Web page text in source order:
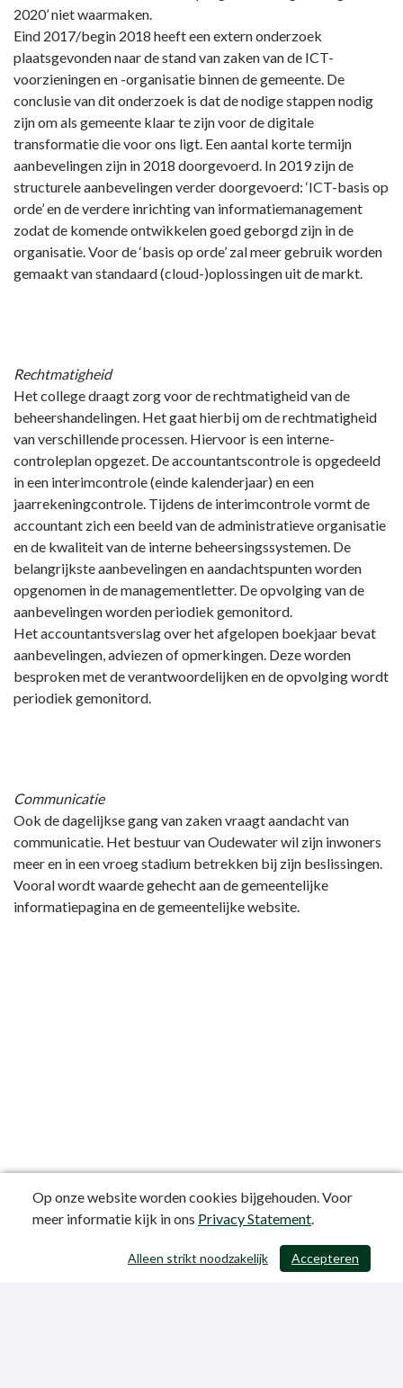
2020’ niet waarmaken.
Eind 2017/begin 2018 heeft een extern onderzoek
plaatsgevonden naar de stand van zaken van de ICT-
voorzieningen en -organisatie binnen de gemeente. De
conclusie van dit onderzoek is dat de nodige stappen nodig
zijn om als gemeente klaar te zijn voor de digitale
transformatie die voor ons ligt. Een aantal korte termijn
aanbevelingen zijn in 2018 doorgevoerd. In 2019 zijn de
structurele aanbevelingen verder doorgevoerd: ‘ICT-basis op
orde’ en de verdere inrichting van informatiemanagement
zodat de komende ontwikkelen goed geborgd zijn in de
organisatie. Voor de ‘basis op orde’ zal meer gebruik worden
gemaakt van standaard (cloud-)oplossingen uit de markt.
Rechtmatigheid
Het college draagt zorg voor de rechtmatigheid van de
beheershandelingen. Het gaat hierbij om de rechtmatigheid
van verschillende processen. Hiervoor is een interne-
controleplan opgezet. De accountantscontrole is opgedeeld
in een interimcontrole (einde kalenderjaar) en een
jaarrekeningcontrole. Tijdens de interimcontrole vormt de
accountant zich een beeld van de administratieve organisatie
en de kwaliteit van de interne beheersingssystemen. De
belangrijkste aanbevelingen en aandachtspunten worden
opgenomen in de managementletter. De opvolging van de
aanbevelingen worden periodiek gemonitord.
Het accountantsverslag over het afgelopen boekjaar bevat
aanbevelingen, adviezen of opmerkingen. Deze worden
besproken met de verantwoordelijken en de opvolging wordt
periodiek gemonitord.
Communicatie
Ook de dagelijkse gang van zaken vraagt aandacht van
communicatie. Het bestuur van Oudewater wil zijn inwoners
meer en in een vroeg stadium betrekken bij zijn beslissingen.
Vooral wordt waarde gehecht aan de gemeentelijke
informatiepagina en de gemeentelijke website.
/ 371
Op onze website worden cookies bijgehouden. Voor
meer informatie kijk in ons Privacy Statement.
Accepteren
Alleen strikt noodzakelijk